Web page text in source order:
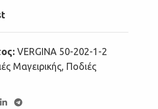
VERGINA 50-202-1-2
Μαγειρικής, Ποδιές